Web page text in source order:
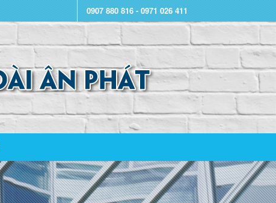
0907 880 816 - 0971 026 411